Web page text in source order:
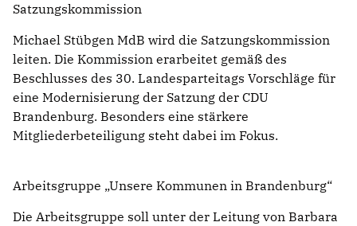
Satzungskommission
Michael Stübgen MdB wird die Satzungskommission
leiten. Die Kommission erarbeitet gemäß des
Beschlusses des 30. Landesparteitags Vorschläge für
eine Modernisierung der Satzung der CDU
Brandenburg. Besonders eine stärkere
Mitgliederbeteiligung steht dabei im Fokus.
Arbeitsgruppe „Unsere Kommunen in Brandenburg“
Die Arbeitsgruppe soll unter der Leitung von Barbara